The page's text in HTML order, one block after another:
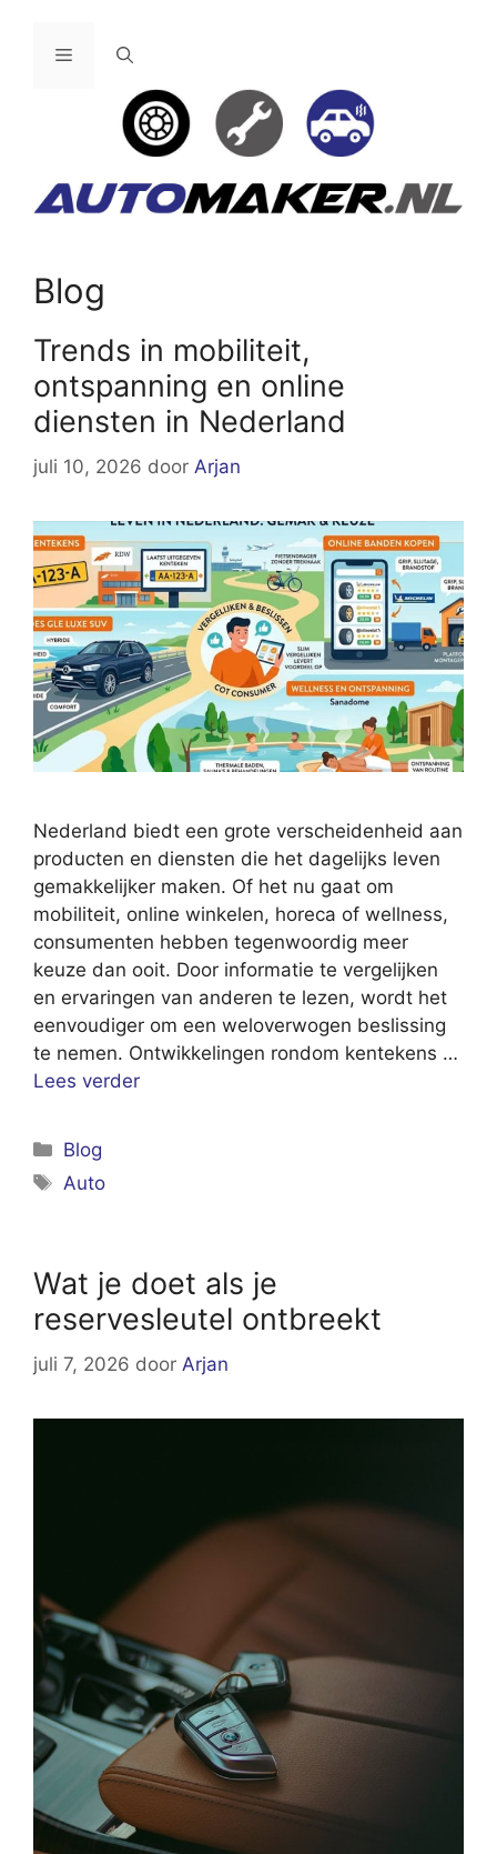
Menu
Blog
Trends in mobiliteit,
ontspanning en online
diensten in Nederland
juli 10, 2026 door Arjan
Nederland biedt een grote verscheidenheid aan
producten en diensten die het dagelijks leven
gemakkelijker maken. Of het nu gaat om
mobiliteit, online winkelen, horeca of wellness,
consumenten hebben tegenwoordig meer
keuze dan ooit. Door informatie te vergelijken
en ervaringen van anderen te lezen, wordt het
eenvoudiger om een weloverwogen beslissing
te nemen. Ontwikkelingen rondom kentekens …
Lees verder
Categorieën
Blog
Tags
Auto
Wat je doet als je
reservesleutel ontbreekt
juli 7, 2026 door Arjan